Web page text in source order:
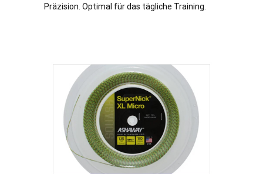
Präzision. Optimal für das tägliche Training.